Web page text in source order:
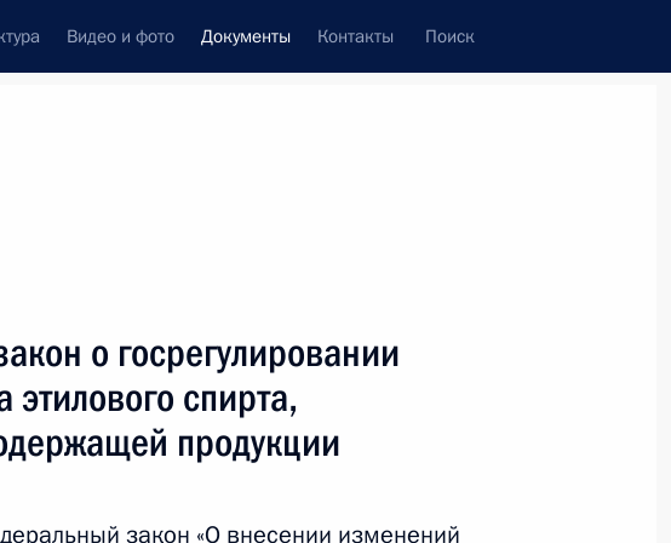
Видео и фото Документы Контакты Поиск
защищённости объектов ТЭК
о госрегулировании
этилового спирта,
продукции
закон «О внесении изменений